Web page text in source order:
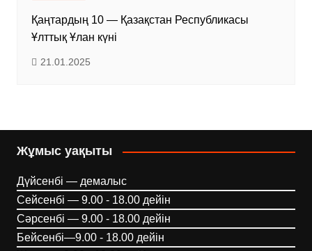
Қаңтардың 10 — Қазақстан Республикасы
Ұлттық Ұлан күні
21.01.2025
Жұмыс уақыты
Дүйсенбі — демалыс
Сейсенбі — 9.00 - 18.00 дейін
Сәрсенбі — 9.00 - 18.00 дейін
Бейсенбі—9.00 - 18.00 дейін